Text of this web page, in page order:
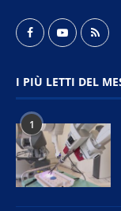
I PIÙ LETTI DEL
1